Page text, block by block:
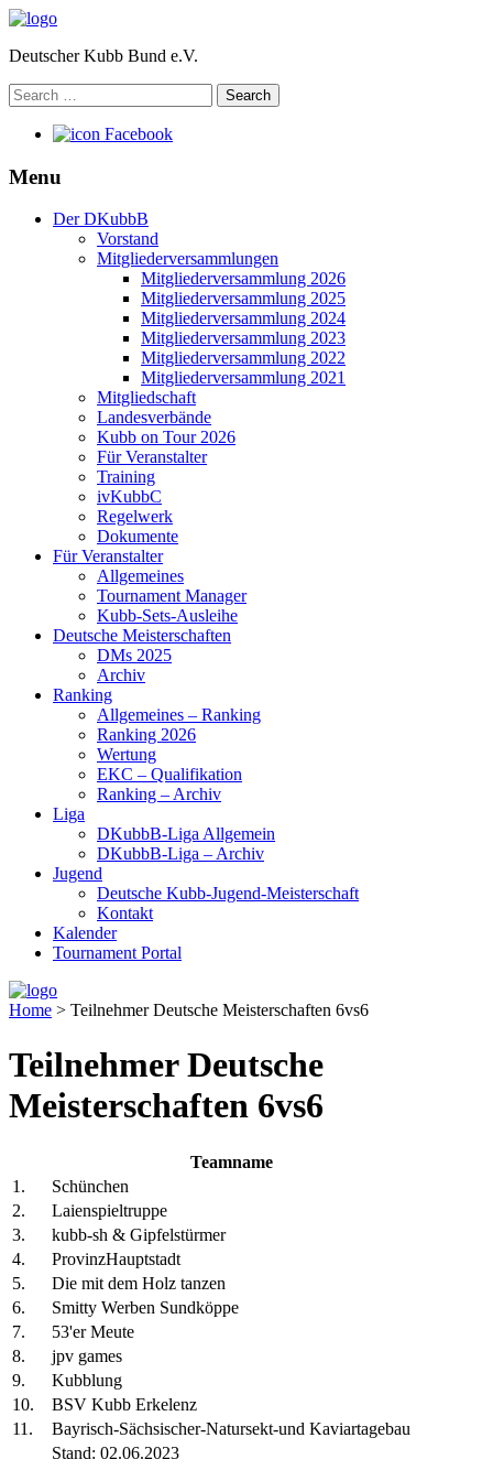
Deutscher Kubb Bund e.V.
Search
for:
Facebook
Menu
Der DKubbB
Vorstand
Mitgliederversammlungen
Mitgliederversammlung 2026
Mitgliederversammlung 2025
Mitgliederversammlung 2024
Mitgliederversammlung 2023
Mitgliederversammlung 2022
Mitgliederversammlung 2021
Mitgliedschaft
Landesverbände
Kubb on Tour 2026
Für Veranstalter
Training
ivKubbC
Regelwerk
Dokumente
Für Veranstalter
Allgemeines
Tournament Manager
Kubb-Sets-Ausleihe
Deutsche Meisterschaften
DMs 2025
Archiv
Ranking
Allgemeines – Ranking
Ranking 2026
Wertung
EKC – Qualifikation
Ranking – Archiv
Liga
DKubbB-Liga Allgemein
DKubbB-Liga – Archiv
Jugend
Deutsche Kubb-Jugend-Meisterschaft
Kontakt
Kalender
Tournament Portal
Home > Teilnehmer Deutsche Meisterschaften 6vs6
Teilnehmer Deutsche
Meisterschaften 6vs6
Teamname
1.
Schünchen
2.
Laienspieltruppe
3.
kubb-sh & Gipfelstürmer
4.
ProvinzHauptstadt
5.
Die mit dem Holz tanzen
6.
Smitty Werben Sundköppe
7.
53'er Meute
8.
jpv games
9.
Kubblung
10.
BSV Kubb Erkelenz
11.
Bayrisch-Sächsischer-Natursekt-und Kaviartagebau
Stand: 02.06.2023